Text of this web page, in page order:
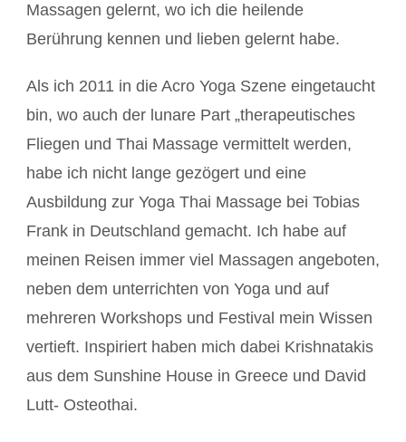
Massagen gelernt, wo ich die heilende
Berührung kennen und lieben gelernt habe.
Als ich 2011 in die Acro Yoga Szene eingetaucht
bin, wo auch der lunare Part „therapeutisches
Fliegen und Thai Massage vermittelt werden,
habe ich nicht lange gezögert und eine
Ausbildung zur Yoga Thai Massage bei Tobias
Frank in Deutschland gemacht. Ich habe auf
meinen Reisen immer viel Massagen angeboten,
neben dem unterrichten von Yoga und auf
mehreren Workshops und Festival mein Wissen
vertieft. Inspiriert haben mich dabei Krishnatakis
aus dem Sunshine House in Greece und David
Lutt- Osteothai.